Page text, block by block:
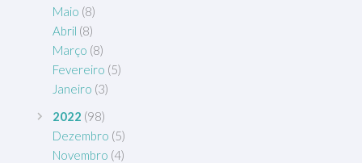
Maio (8)
Abril (8)
Março (8)
Fevereiro (5)
Janeiro (3)
2022 (98)
Dezembro (5)
Novembro (4)